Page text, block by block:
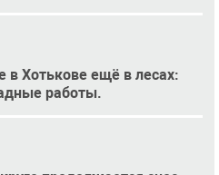
Хотькове ещё в лесах:
работы.